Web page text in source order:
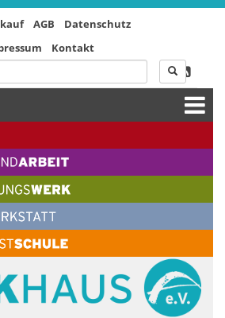
AGB
Datenschutz
Kontakt